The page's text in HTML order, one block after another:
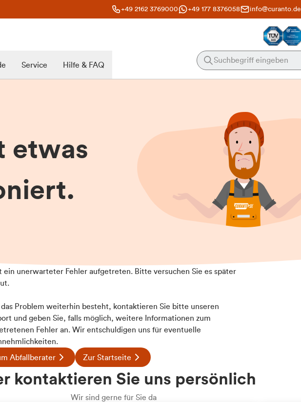
+49 2162 3769000 +49 177 8376058 info@curanto.de
welcher
Service Hilfe & FAQ
etwas
ein unerwarteter Fehler aufgetreten. Bitte versuchen Sie es später
das Problem weiterhin besteht, kontaktieren Sie bitte unseren
und geben Sie, falls möglich, weitere Informationen zum
Fehler an. Wir entschuldigen uns für eventuelle
Abfallberater Zur Startseite
kontaktieren Sie uns persönlich
Wir sind gerne für Sie da